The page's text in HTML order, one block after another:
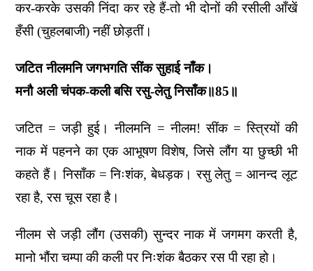
कर-करके उसकी निंदा कर रहे हैं-तो भी दोनों की रसीली आँखें
हँसी (चुहलबाजी) नहीं छोड़तीं।
जटित नीलमनि जगभगति सींक सुहाई नाँक।
मनौ अली चंपक-कली बसि रसु-लेतु निसाँक॥85॥
जटित = जड़ी हुई। नीलमनि = नीलम! सींक = स्त्रियों की
नाक में पहनने का एक आभूषण विशेष, जिसे लौंग या छुच्छी भी
कहते हैं। निसाँक = निःशंक, बेधड़क। रसु लेतु = आनन्द लूट
रहा है, रस चूस रहा है।
नीलम से जड़ी लौंग (उसकी) सुन्दर नाक में जगमग करती है,
मानो भौंरा चम्पा की कली पर निःशंक बैठकर रस पी रहा हो।